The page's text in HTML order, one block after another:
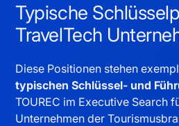
Typische
TravelTech
Diese Positionen stehen
typischen Schlüssel- und
TOUREC im Executive Search
Unternehmen der